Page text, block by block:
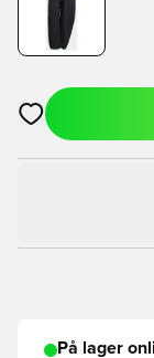
Åbner en Modal
På lager